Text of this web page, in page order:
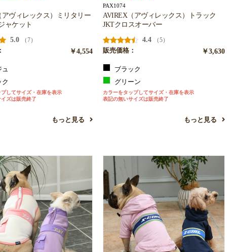
アヴィレックス）ミリタリー
ャケット
5.0
（7）
￥4,554
ュ
ク
してサイズ・在庫を表示
ズは販売終了
もっと見る
PAX1074
AVIREX（アヴィレックス）トラック
JKTクロスオーバー
4.4
（5）
販売価格：
￥3,630
ブラック
グリーン
カラーをタップしてサイズ・在庫を表示
表記の無いサイズは販売終了
もっと見る